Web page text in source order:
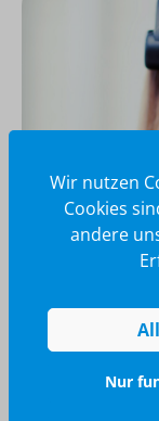
Wir
040 / 570
Jetzt
Wir nutzen
Cookies
andere
Nur